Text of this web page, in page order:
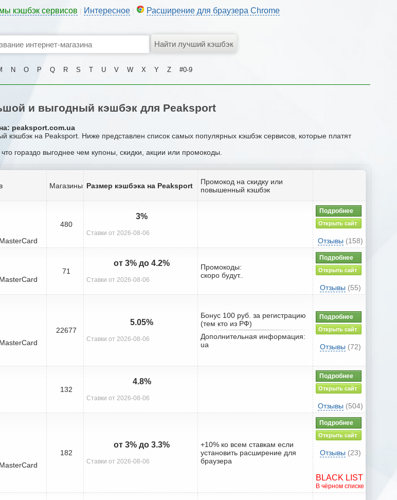
кэшбэк сервисов Интересное Расширение для браузера Chrome
N O P Q R S T U V W X Y Z #0-9
и выгодный кэшбэк для Peaksport
peaksport.com.ua
на Peaksport. Ниже представлен список самых популярных кэшбэк сервисов, которые платят
гораздо выгоднее чем купоны, скидки, акции или промокоды.
Магазины Размер кэшбэка на Peaksport
Промокод на скидку или
повышенный кэшбэк
480
3%
Ставки от 2026-08-06
Подробнее
Открыть сайт
Отзывы (158)
71
от 3% до 4.2%
Ставки от 2026-08-06
Промокоды:
скоро будут..
Подробнее
Открыть сайт
Отзывы (55)
22677
5.05%
Ставки от 2026-08-06
Бонус 100 руб. за регистрацию
(тем кто из РФ)
Дополнительная информация:
ua
Подробнее
Открыть сайт
Отзывы (72)
132
4.8%
Ставки от 2026-08-06
Подробнее
Открыть сайт
Отзывы (504)
182
от 3% до 3.3%
Ставки от 2026-08-06
+10% ко всем ставкам если
установить расширение для
браузера
Подробнее
Открыть сайт
Отзывы (23)
BLACK LIST
В чёрном списке